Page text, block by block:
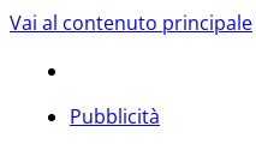
Vai al contenuto principale
Pubblicità